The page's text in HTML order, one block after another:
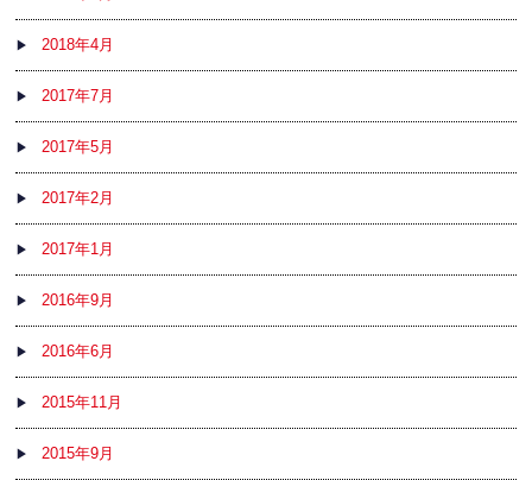
2018年4月
2017年7月
2017年5月
2017年2月
2017年1月
2016年9月
2016年6月
2015年11月
2015年9月